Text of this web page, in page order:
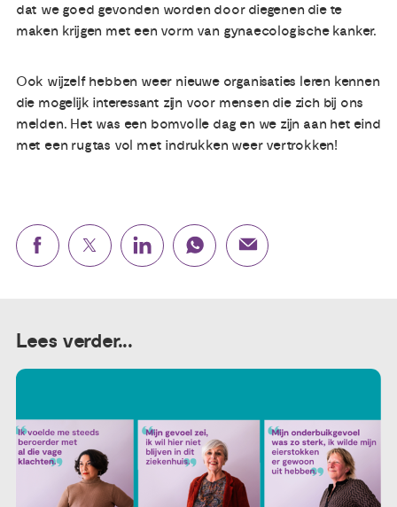
dat we goed gevonden worden door diegenen die te
maken krijgen met een vorm van gynaecologische kanker.
Ook wijzelf hebben weer nieuwe organisaties leren kennen
die mogelijk interessant zijn voor mensen die zich bij ons
melden. Het was een bomvolle dag en we zijn aan het eind
met een rugtas vol met indrukken weer vertrokken!
Lees verder...